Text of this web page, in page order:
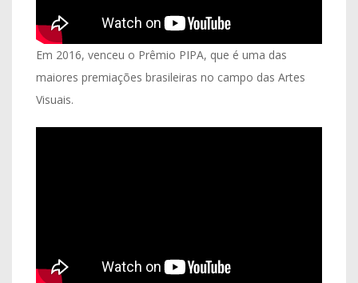
Em 2016, venceu o Prêmio PIPA, que é uma das
maiores premiações brasileiras no campo das Artes
Visuais.